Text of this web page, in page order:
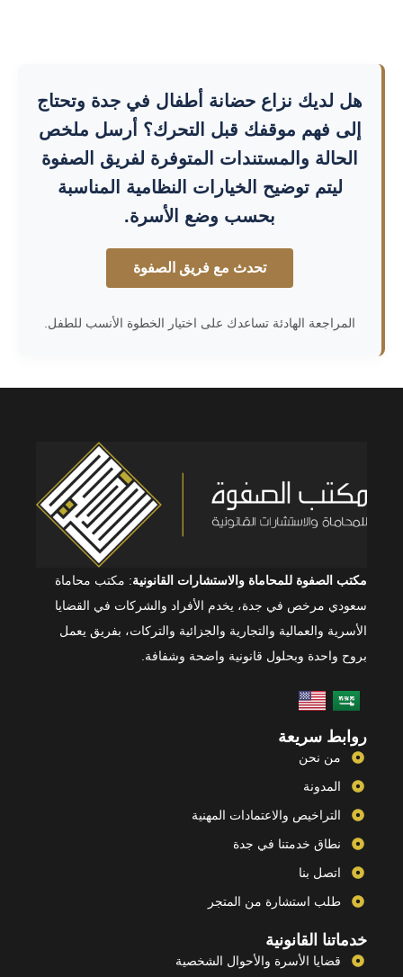
هل لديك نزاع حضانة أطفال في جدة وتحتاج
إلى فهم موقفك قبل التحرك؟ أرسل ملخص
الحالة والمستندات المتوفرة لفريق الصفوة
ليتم توضيح الخيارات النظامية المناسبة
بحسب وضع الأسرة.
تحدث مع فريق الصفوة
المراجعة الهادئة تساعدك على اختيار الخطوة الأنسب للطفل.
مكتب الصفوة للمحاماة والاستشارات القانونية: مكتب محاماة
سعودي مرخص في جدة، يخدم الأفراد والشركات في القضايا
الأسرية والعمالية والتجارية والجزائية والتركات، بفريق يعمل
بروح واحدة وبحلول قانونية واضحة وشفافة.
روابط سريعة
من نحن
المدونة
التراخيص والاعتمادات المهنية
نطاق خدمتنا في جدة
اتصل بنا
طلب استشارة من المتجر
خدماتنا القانونية
قضايا الأسرة والأحوال الشخصية